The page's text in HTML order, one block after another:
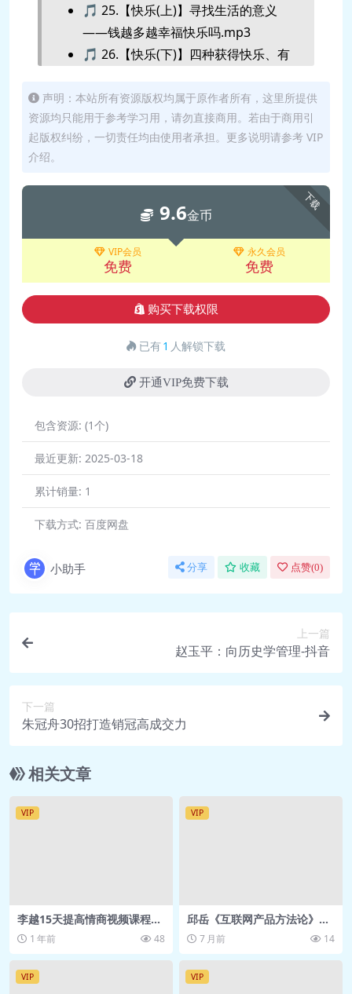
🎵 25.【快乐(上)】寻找生活的意义
——钱越多越幸福快乐吗.mp3
🎵 26.【快乐(下)】四种获得快乐、有
🎵 27.【焦虑】焦虑为什么产生？如何
有效减轻焦虑.mp3
🎵 28.【嫉妒】羡慕、嫉妒、恨有什么
🎵 29.【傲慢】傲慢和骄傲是一回事
吗？如何做到不卑不亢.mp3
Trilogie van Vincent Van Gogh.mp3
🎵 31.【抑郁·第二章】科学分析，抑郁
究竟是怎么回事.mp3
🎵 32.【抑郁·第三章】如何应对和战胜
抑郁？降低孩子患抑郁风险的方
🎵 33.【抑郁·第四章】如何对抗抑郁，
🎵 34.【动机基础】动机是什么？它如
的结果.mp3
🎵 35.【动机金字塔】马斯洛的需要层
次学说与自我实现的高峰体验.mp3
成就动机如何塑造优秀的人.mp3
🎵 37.【亲和&侵犯动机】合作是本能
🎵 38.【动机冲突】选择困难、纠结、
🎵 39.【内在&成长取向动机】如何做
到自觉和自律？关键在于培养这种动
🎵 40.【动机管理】员工如何提高工作
满意度？管理者如何设立激励人心的目
子建立健康完善的人格，让ta受益一
定？这些特质也可以发挥优势.mp3
声明：本站所有资源版权均属于原作者所有，这里所提供
资源均只能用于参考学习用，请勿直接商用。若由于商用引
起版权纠纷，一切责任均由使用者承担。更多说明请参考 VIP
介绍。
下载
9.6金币
VIP会员
免费
永久会员
免费
购买下载权限
已有1 人解锁下载
开通VIP免费下载
包含资源: (1个)
最近更新: 2025-03-18
累计销量: 1
下载方式: 百度网盘
小助手 分享 收藏 点赞(0)
上一篇
赵玉平：向历史学管理-抖音
下一篇
朱冠舟30招打造销冠高成交力
相关文章
VIP
李越15天提高情商视频课程，
快速掌握高情商沟通技巧
1 年前 48
VIP
邱岳《互联网产品方法论》网
盘下载
7 月前 14
VIP VIP